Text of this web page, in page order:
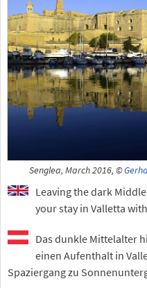
Senglea, March 2016, ©
Leaving the dark
your stay in Valletta
Das dunkle Mittelalter
einen Aufenthalt in
Spaziergang zu